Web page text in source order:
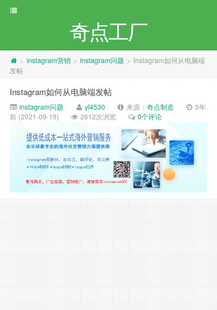
奇点工厂
> instagram营销 > instagram问题 > Instagram如何从电脑端
发帖
Instagram如何从电脑端发帖
instagram问题 yl4530 来源： 奇点制造
5年
前 (2021-09-18)
2612次浏览 0个评论